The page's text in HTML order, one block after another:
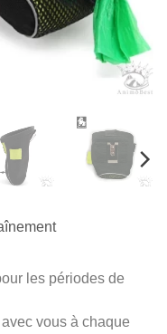
les périodes de
vous à chaque